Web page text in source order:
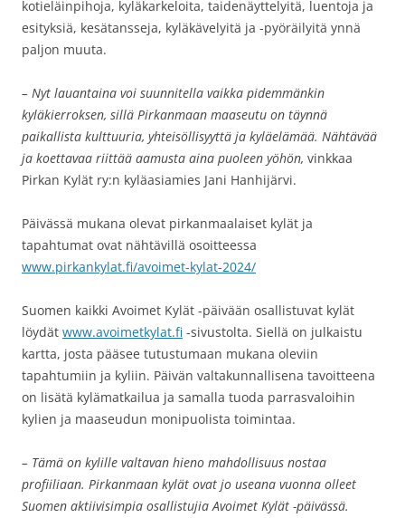
kotieläinpihoja, kyläkarkeloita, taidenäyttelyitä, luentoja ja
esityksiä, kesätansseja, kyläkävelyitä ja -pyöräilyitä ynnä
paljon muuta.
– Nyt lauantaina voi suunnitella vaikka pidemmänkin
kyläkierroksen, sillä Pirkanmaan maaseutu on täynnä
paikallista kulttuuria, yhteisöllisyyttä ja kyläelämää. Nähtävää
ja koettavaa riittää aamusta aina puoleen yöhön, vinkkaa
Pirkan Kylät ry:n kyläasiamies Jani Hanhijärvi.
Päivässä mukana olevat pirkanmaalaiset kylät ja
tapahtumat ovat nähtävillä osoitteessa
www.pirkankylat.fi/avoimet-kylat-2024/
Suomen kaikki Avoimet Kylät -päivään osallistuvat kylät
löydät www.avoimetkylat.fi -sivustolta. Siellä on julkaistu
kartta, josta pääsee tutustumaan mukana oleviin
tapahtumiin ja kyliin. Päivän valtakunnallisena tavoitteena
on lisätä kylämatkailua ja samalla tuoda parrasvaloihin
kylien ja maaseudun monipuolista toimintaa.
– Tämä on kylille valtavan hieno mahdollisuus nostaa
profiiliaan. Pirkanmaan kylät ovat jo useana vuonna olleet
Suomen aktiivisimpia osallistujia Avoimet Kylät -päivässä.